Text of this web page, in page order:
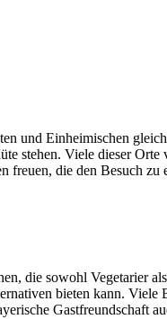
und Einheimischen
stehen. Viele dieser Orte
die den Besuch zu
die sowohl Vegetarier
bieten kann. Viele
Gastfreundschaft